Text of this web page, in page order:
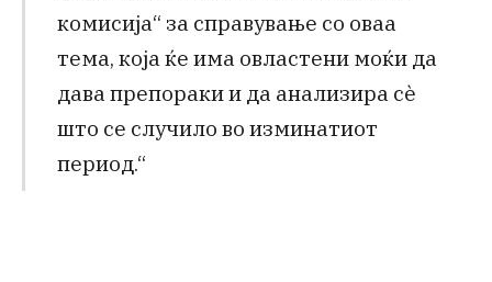
комисија“ за справување со оваа
тема, која ќе има овластени моќи да
дава препораки и да анализира сè
што се случило во изминатиот
период.“